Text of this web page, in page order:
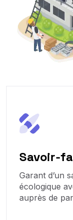
Savoir-
Garant d’un
écologique
auprès de